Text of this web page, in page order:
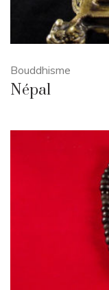
Bouddhisme
Népal